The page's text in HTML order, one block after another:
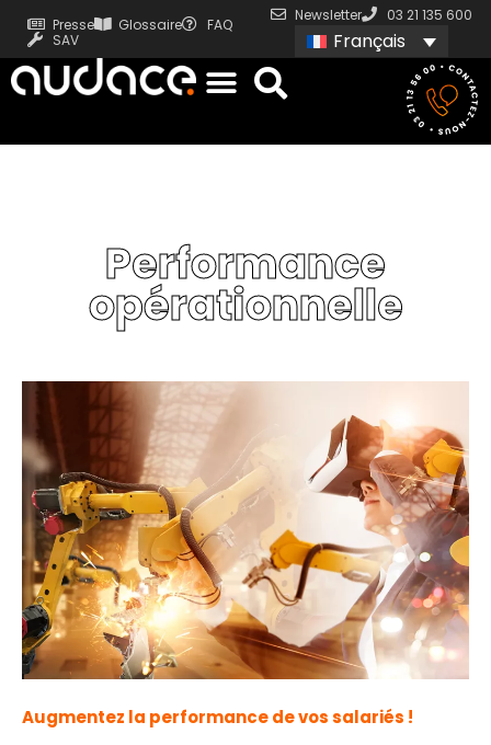
Presse Glossaire
FAQ
SAV
Newsletter 03 21 135 600
Français
Performance
opérationnelle
Augmentez la performance de vos salariés !